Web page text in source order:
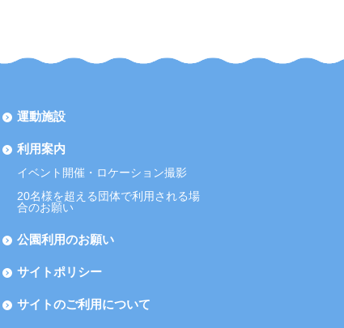
運動施設
利用案内
イベント開催・ロケーション撮影
20名様を超える団体で利用される場
合のお願い
公園利用のお願い
サイトポリシー
サイトのご利用について